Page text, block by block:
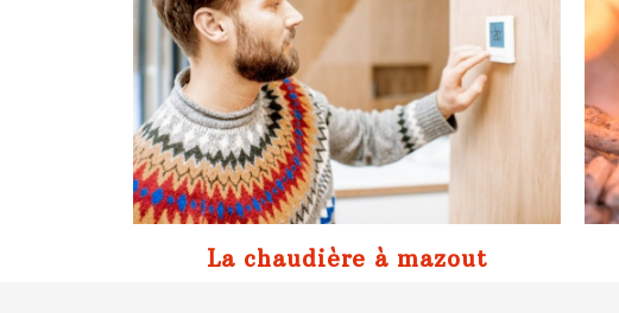
La chaudière à mazout